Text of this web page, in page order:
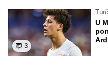
3
U